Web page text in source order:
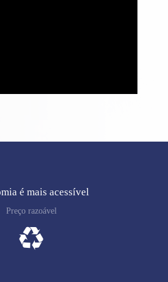
é mais acessível
Preço razoável